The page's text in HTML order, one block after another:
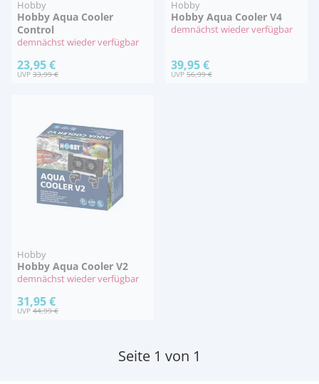
Hobby
Hobby Aqua Cooler
Control
demnächst wieder verfügbar
23,95 €
UVP33,99 €
Hobby
Hobby Aqua Cooler V4
demnächst wieder verfügbar
39,95 €
UVP56,99 €
Hobby
Hobby Aqua Cooler V2
demnächst wieder verfügbar
31,95 €
UVP44,99 €
Seite 1 von 1